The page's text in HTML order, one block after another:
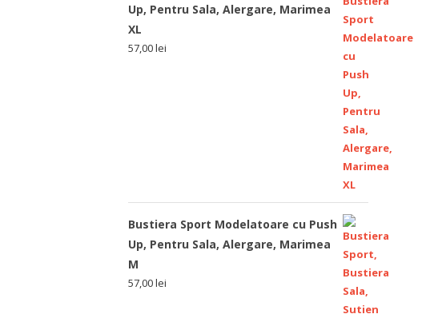
Up, Pentru Sala, Alergare, Marimea
XL
57,00lei
Bustiera Sport Modelatoare cu Push
Up, Pentru Sala, Alergare, Marimea
M
57,00lei